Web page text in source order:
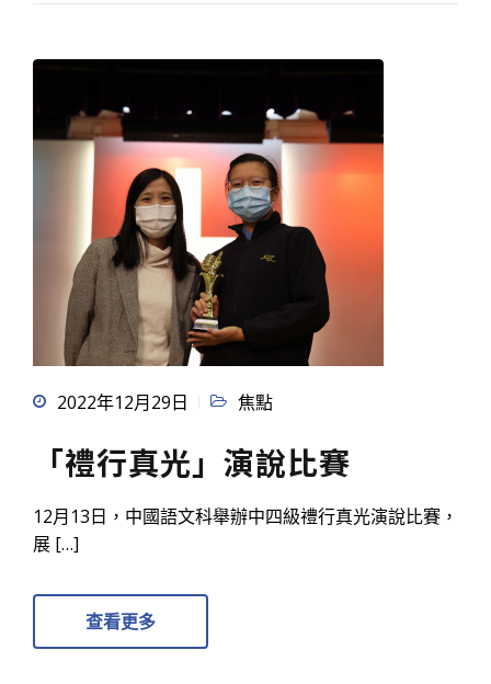
2022年12月29日 焦點
「禮行真光」演說比賽
12月13日，中國語文科舉辦中四級禮行真光演說比賽，
展 […]
查看更多